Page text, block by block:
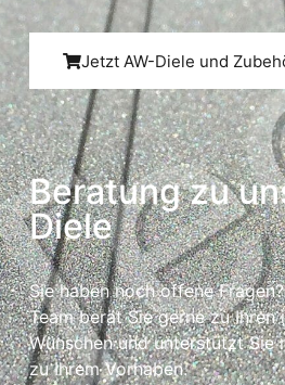
Jetzt AW-Diele und
Beratung zu
Diele
Sie haben noch offene
Team berät Sie gerne zu Ihren
Wünschen und unterstützt Sie
zu Ihrem Vorhaben.